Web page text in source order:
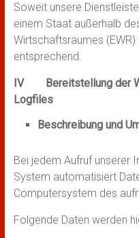
Soweit unsere
einem Staat außerhalb
Wirtschaftsraumes
entsprechend.
IV Bereitstellung der
Logfiles
Beschreibung und
Bei jedem Aufruf unserer
System automatisiert
Computersystem des
Folgende Daten werden